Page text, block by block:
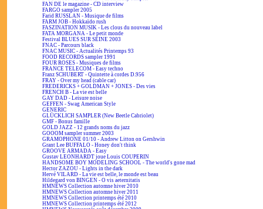
FAN DE le magazine - CD interview
FARGO sampler 2005
Farid RUSSLAN - Musique de films
FARM JOB - Hokkaïdo rush
FASZINATION MUSIK - Les clous du nouveau label
FATA MORGANA - Le petit monde
Festival BLUES SUR SEINE 2003
FNAC - Parcours black
FNAC MUSIC - Actualités Printemps 93
FOOD RECORDS sampler 1991
FOUR ROSES - Musiques de films
FRANCE TELECOM - Easy techno
Franz SCHUBERT - Quintette à cordes D.956
FRAY - Over my head (cable car)
FREDERICKS + GOLDMAN + JONES - Des vies
FRENCH B - La vie est belle
GAY DAD - Leisure noise
GEFFEN - Swag American Style
GENERIC
GLÜCKLICH SAMPLER (New Beetle Cabriolet)
GMF - Bonus famille
GOLD JAZZ - 12 grands noms du jazz
GOOOM sampler summer 2003
GRAMOPHONE 01/10 - Andrew Litton on Gershwin
Grant Lee BUFFALO - Honey don't think
GROOVE ARMADA - Easy
Gustav LEONHARDT joue Louis COUPERIN
HANDSOME BOY MODELING SCHOOL - The world's gone mad
Hector ZAZOU - Lights in the dark
Hervé VILARD - La vie est belle, le monde est beau
Hildegard von BINGEN - O vis aeternitatis
HMNEWS Collection automne hiver 2010
HMNEWS Collection automne hiver 2011
HMNEWS Collection printemps été 2010
HMNEWS Collection printemps été 2012